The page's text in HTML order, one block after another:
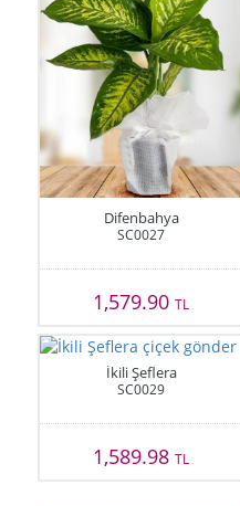
Difenbahya
SC0027
1,579.90TL
İkili Şeflera
SC0029
1,589.98TL